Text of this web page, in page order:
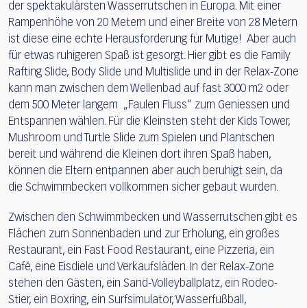
der spektakulärsten Wasserrutschen in Europa. Mit einer
Rampenhöhe von 20 Metern und einer Breite von 28 Metern
ist diese eine echte Herausforderung für Mutige! Aber auch
für etwas ruhigeren Spaß ist gesorgt. Hier gibt es die Family
Rafting Slide, Body Slide und Multislide und in der Relax-Zone
kann man zwischen dem Wellenbad auf fast 3000 m2 oder
dem 500 Meter langem „Faulen Fluss“ zum Geniessen und
Entspannen wählen. Für die Kleinsten steht der Kids Tower,
Mushroom und Turtle Slide zum Spielen und Plantschen
bereit und während die Kleinen dort ihren Spaß haben,
können die Eltern entpannen aber auch beruhigt sein, da
die Schwimmbecken vollkommen sicher gebaut wurden.
Zwischen den Schwimmbecken und Wasserrutschen gibt es
Flächen zum Sonnenbaden und zur Erholung, ein großes
Restaurant, ein Fast Food Restaurant, eine Pizzeria, ein
Café, eine Eisdiele und Verkaufsläden. In der Relax-Zone
stehen den Gästen, ein Sand-Volleyballplatz, ein Rodeo-
Stier, ein Boxring, ein Surfsimulator, Wasserfußball,